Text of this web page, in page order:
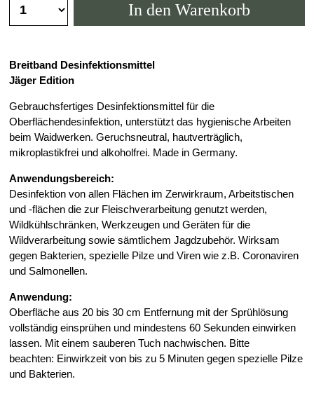
Wurstfüller
Schneidemaschinen
Bücher
Vakuumiergeräte
Vakuumbeutel & -rollen
Vakuumbehälter & Deckel
Vakuumierzubehör
In den Warenkorb
Breitband Desinfektionsmittel
Jäger Edition
Gebrauchsfertiges Desinfektionsmittel für die
Oberflächendesinfektion, unterstützt das hygienische Arbeiten
beim Waidwerken. Geruchsneutral, hautverträglich,
mikroplastikfrei und alkoholfrei. Made in Germany.
Anwendungsbereich:
Desinfektion von allen Flächen im Zerwirkraum, Arbeitstischen
und -flächen die zur Fleischverarbeitung genutzt werden,
Wildkühlschränken, Werkzeugen und Geräten für die
Wildverarbeitung sowie sämtlichem Jagdzubehör. Wirksam
gegen Bakterien, spezielle Pilze und Viren wie z.B. Coronaviren
und Salmonellen.
Anwendung:
Oberfläche aus 20 bis 30 cm Entfernung mit der Sprühlösung
vollständig einsprühen und mindestens 60 Sekunden einwirken
lassen. Mit einem sauberen Tuch nachwischen. Bitte
beachten: Einwirkzeit von bis zu 5 Minuten gegen spezielle Pilze
und Bakterien.